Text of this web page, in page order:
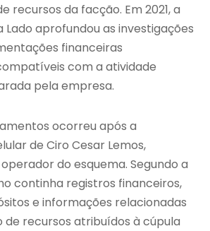
recursos da facção. Em 2021, a
Lado aprofundou as investigações
financeiras
com a atividade
pela empresa.
ocorreu após a
de Ciro Cesar Lemos,
do esquema. Segundo a
continha registros financeiros,
e informações relacionadas
recursos atribuídos à cúpula